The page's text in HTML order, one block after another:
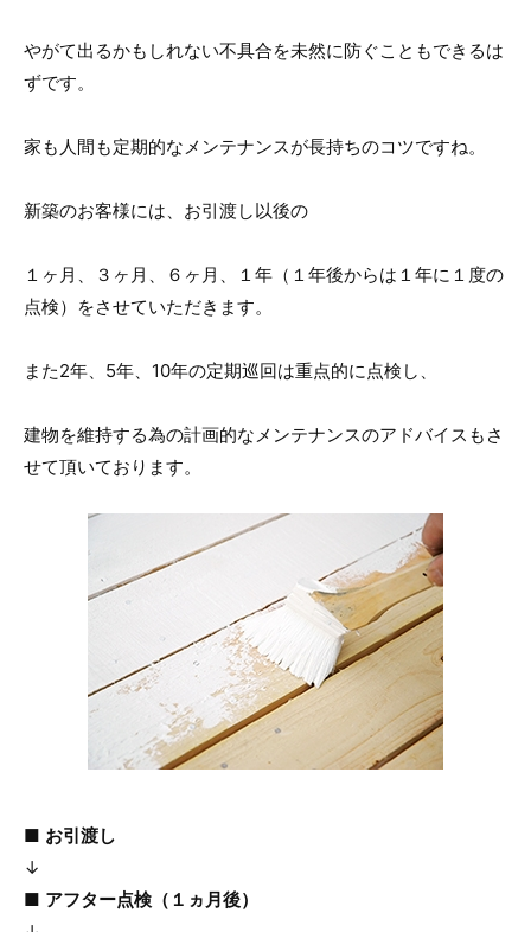
やがて出るかもしれない不具合を未然に防ぐこともできるは
ずです。
家も人間も定期的なメンテナンスが長持ちのコツですね。
新築のお客様には、お引渡し以後の
１ヶ月、３ヶ月、６ヶ月、１年（１年後からは１年に１度の
点検）をさせていただきます。
また2年、5年、10年の定期巡回は重点的に点検し、
建物を維持する為の計画的なメンテナンスのアドバイスもさ
せて頂いております。
■ お引渡し
↓
■ アフター点検（１ヵ月後）